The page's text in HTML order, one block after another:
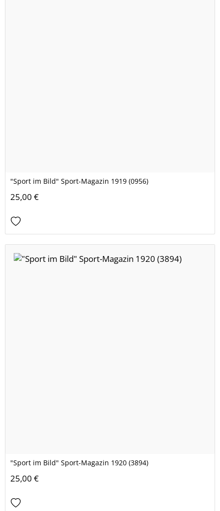
"Sport im Bild" Sport-Magazin 1919 (0956)
25,00 €
"Sport im Bild" Sport-Magazin 1920 (3894)
25,00 €